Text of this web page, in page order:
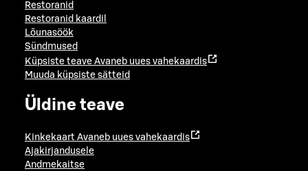
Restoranid
Restoranid kaardil
Lõunasöök
Sündmused
Küpsiste teave Avaneb uues vahekaardis
Muuda küpsiste sätteid
Üldine teave
Kinkekaart Avaneb uues vahekaardis
Ajakirjandusele
Andmekaitse